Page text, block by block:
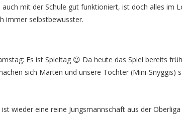
mit der Schule gut funktioniert, ist doch alles im
immer selbstbewusster.
Es ist Spieltag 😉 Da heute das Spiel bereits
sich Marten und unsere Tochter (Mini-Snyggis)
wieder eine reine Jungsmannschaft aus der